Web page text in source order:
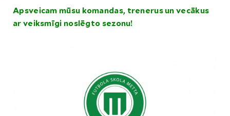
Apsveicam mūsu komandas, trenerus un vecākus
ar veiksmīgi noslēgto sezonu!